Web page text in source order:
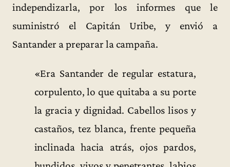
independizarla, por los informes que le
suministró el Capitán Uribe, y envió a
Santander a preparar la campaña.
«Era Santander de regular estatura,
corpulento, lo que quitaba a su porte
la gracia y dignidad. Cabellos lisos y
castaños, tez blanca, frente pequeña
inclinada hacia atrás, ojos pardos,